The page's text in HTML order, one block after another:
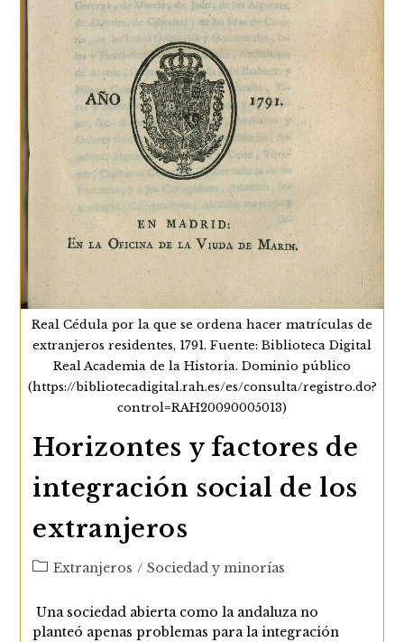
Cádiz:
Las
Naciones
Como
Parte
Del
Entramado
Corporativo
Real Cédula por la que se ordena hacer matrículas de
extranjeros residentes, 1791. Fuente: Biblioteca Digital
Real Academia de la Historia. Dominio público
(https://bibliotecadigital.rah.es/es/consulta/registro.do?
control=RAH20090005013)
Horizontes y factores de
integración social de los
extranjeros
Categoría
la
entrada:
Extranjeros / Sociedad y minorías
Una sociedad abierta como la andaluza no
planteó apenas problemas para la integración